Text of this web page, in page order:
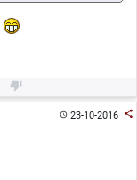

23-10-2016 